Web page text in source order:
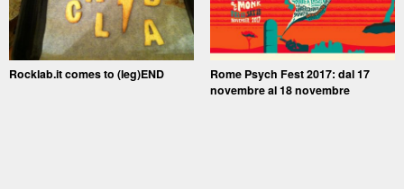
Rocklab.it comes to (leg)END
Rome Psych Fest 2017: dal 17
novembre al 18 novembre